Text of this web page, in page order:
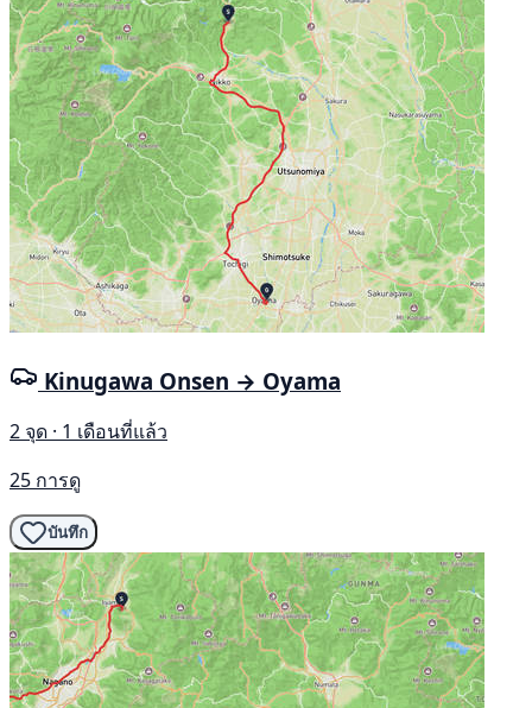
Kinugawa Onsen → Oyama
2 จุด · 1 เดือนที่แล้ว
25 การดู
บันทึก